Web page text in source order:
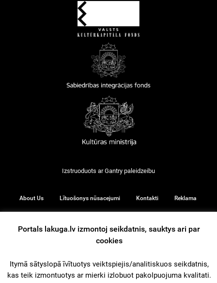
Izstruoduots arGantry paleidzeibu
About Us Lītuošonys nūsacejumi Kontakti Reklama
© 2026
iz augšu
Portals lakuga.lv izmontoj seikdatnis, sauktys ari par
cookies
Itymā sātyslopā īvītuotys veiktspiejis/analitiskuos seikdatnis,
kas teik izmontuotys ar mierki izlobuot pakolpuojuma kvalitati.